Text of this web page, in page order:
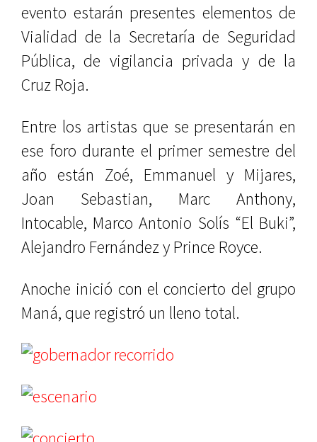
evento estarán presentes elementos de
Vialidad de la Secretaría de Seguridad
Pública, de vigilancia privada y de la
Cruz Roja.
Entre los artistas que se presentarán en
ese foro durante el primer semestre del
año están Zoé, Emmanuel y Mijares,
Joan Sebastian, Marc Anthony,
Intocable, Marco Antonio Solís “El Buki”,
Alejandro Fernández y Prince Royce.
Anoche inició con el concierto del grupo
Maná, que registró un lleno total.